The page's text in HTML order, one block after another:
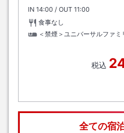
IN チェックイン
14:00 / OUT チェックアウト
11:00
食事なし
＜禁煙＞ユニバーサルファ
税込
全ての宿